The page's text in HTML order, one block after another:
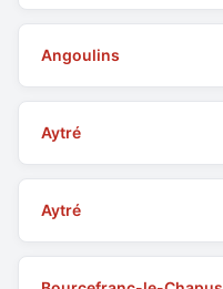
Angoulins
Aytré
Aytré